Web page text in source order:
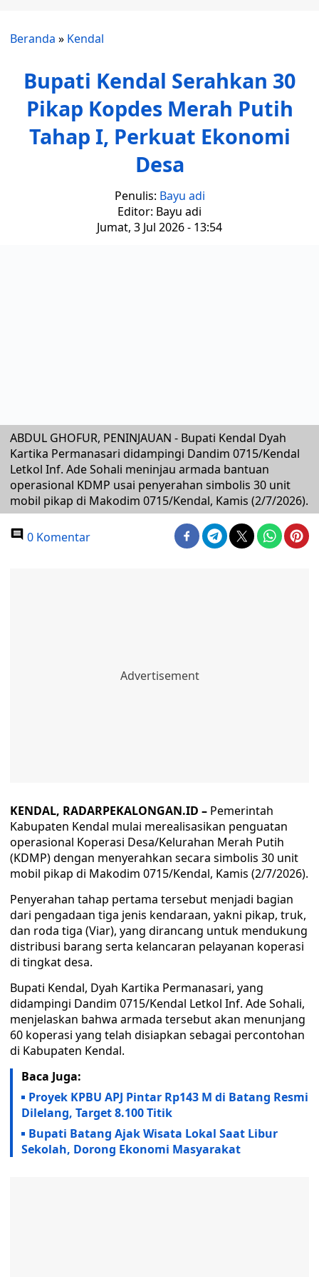
Beranda » Kendal
Bupati Kendal Serahkan 30
Pikap Kopdes Merah Putih
Tahap I, Perkuat Ekonomi
Desa
Penulis: Bayu adi
Editor: Bayu adi
Jumat, 3 Jul 2026 - 13:54
ABDUL GHOFUR, PENINJAUAN - Bupati Kendal Dyah
Kartika Permanasari didampingi Dandim 0715/Kendal
Letkol Inf. Ade Sohali meninjau armada bantuan
operasional KDMP usai penyerahan simbolis 30 unit
mobil pikap di Makodim 0715/Kendal, Kamis (2/7/2026).
0 Komentar
KENDAL, RADARPEKALONGAN.ID – Pemerintah
Kabupaten Kendal mulai merealisasikan penguatan
operasional Koperasi Desa/Kelurahan Merah Putih
(KDMP) dengan menyerahkan secara simbolis 30 unit
mobil pikap di Makodim 0715/Kendal, Kamis (2/7/2026).
Penyerahan tahap pertama tersebut menjadi bagian
dari pengadaan tiga jenis kendaraan, yakni pikap, truk,
dan roda tiga (Viar), yang dirancang untuk mendukung
distribusi barang serta kelancaran pelayanan koperasi
di tingkat desa.
Bupati Kendal, Dyah Kartika Permanasari, yang
didampingi Dandim 0715/Kendal Letkol Inf. Ade Sohali,
menjelaskan bahwa armada tersebut akan menunjang
60 koperasi yang telah disiapkan sebagai percontohan
di Kabupaten Kendal.
Baca Juga:
Proyek KPBU APJ Pintar Rp143 M di Batang Resmi
Dilelang, Target 8.100 Titik
Bupati Batang Ajak Wisata Lokal Saat Libur
Sekolah, Dorong Ekonomi Masyarakat